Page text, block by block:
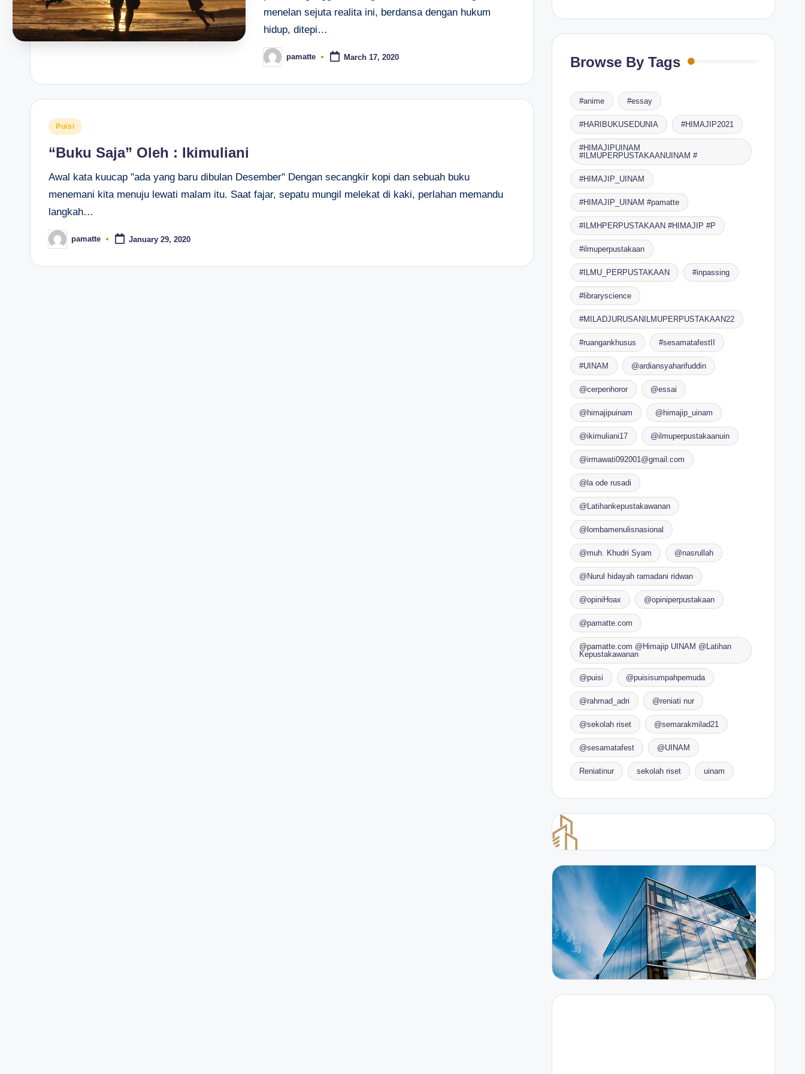
menelan sejuta realita ini, berdansa dengan hukum
hidup, ditepi…
Posted
by
pamatte March 17, 2020
Posted
Puisi
“Buku Saja” Oleh : Ikimuliani
Awal kata kuucap "ada yang baru dibulan Desember" Dengan secangkir kopi dan sebuah buku
menemani kita menuju lewati malam itu. Saat fajar, sepatu mungil melekat di kaki, perlahan memandu
langkah…
Posted
by
pamatte January 29, 2020
Browse By Tags
#anime #essay
#HARIBUKUSEDUNIA #HIMAJIP2021
#HIMAJIPUINAM
#ILMUPERPUSTAKAANUINAM #
#HIMAJIP_UINAM
#HIMAJIP_UINAM #pamatte
#ILMHPERPUSTAKAAN #HIMAJIP #P
#ilmuperpustakaan
#ILMU_PERPUSTAKAAN #inpassing
#libraryscience
#MILADJURUSANILMUPERPUSTAKAAN22
#ruangankhusus #sesamatafestII
#UINAM @ardiansyaharifuddin
@cerpenhoror @essai
@himajipuinam @himajip_uinam
@ikimuliani17 @ilmuperpustakaanuin
@irmawati092001@gmail.com
@la ode rusadi
@Latihankepustakawanan
@lombamenulisnasional
@muh. Khudri Syam @nasrullah
@Nurul hidayah ramadani ridwan
@opiniHoax @opiniperpustakaan
@pamatte.com
@pamatte.com @Himajip UINAM @Latihan
Kepustakawanan
@puisi @puisisumpahpemuda
@rahmad_adri @reniati nur
@sekolah riset @semarakmilad21
@sesamatafest @UINAM
Reniatinur sekolah riset uinam